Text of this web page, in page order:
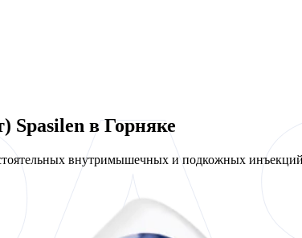
Spasilen в Горняке
внутримышечных и подкожных